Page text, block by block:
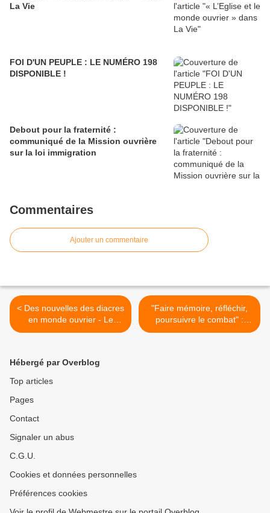
La Vie
FOI D'UN PEUPLE : LE NUMÉRO 198
DISPONIBLE !
Debout pour la fraternité :
communiqué de la Mission ouvrière
sur la loi immigration
Commentaires
Ajouter un commentaire
< Des nouvelles des diacres
en monde ouvrier - Le
Tablier 9
"Faire mémoire, réfléchir,
poursuivre le combat" :
Message du MMTC pour le
Hébergé par Overblog
Top articles
Pages
Contact
Signaler un abus
C.G.U.
Cookies et données personnelles
Préférences cookies